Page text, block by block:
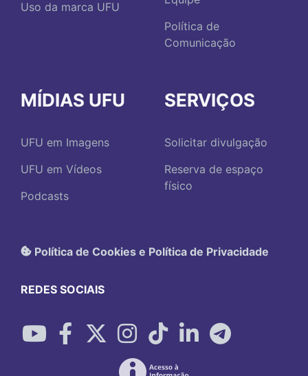
Uso da marca UFU
Política de
Comunicação
MÍDIAS UFU
UFU em Imagens
UFU em Vídeos
Podcasts
SERVIÇOS
Solicitar divulgação
Reserva de espaço
físico
Política de Cookies e Política de Privacidade
REDES SOCIAIS